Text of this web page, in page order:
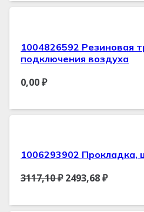
1004826592 Резиновая
подключения воздуха
0,00₽
1006293902 Прокладка,
3117,10₽ 2493,68₽